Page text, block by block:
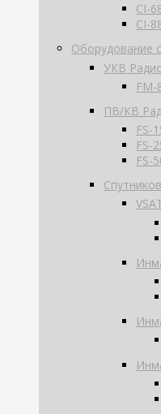
CI-
CI-
Оборудование
УКВ
FM-
ПВ/КВ
FS-
FS-
FS-